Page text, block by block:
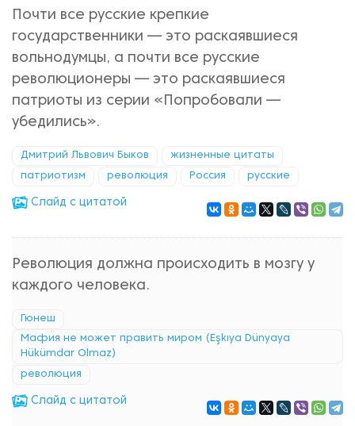
Почти все русские крепкие
государственники — это раскаявшиеся
вольнодумцы, а почти все русские
революционеры — это раскаявшиеся
патриоты из серии «Попробовали —
убедились».
Дмитрий Львович Быков жизненные цитаты
патриотизм революция Россия русские
Cлайд с цитатой
Революция должна происходить в мозгу у
каждого человека.
Гюнеш
Мафия не может править миром (Eşkıya Dünyaya
Hükümdar Olmaz)
революция
Cлайд с цитатой